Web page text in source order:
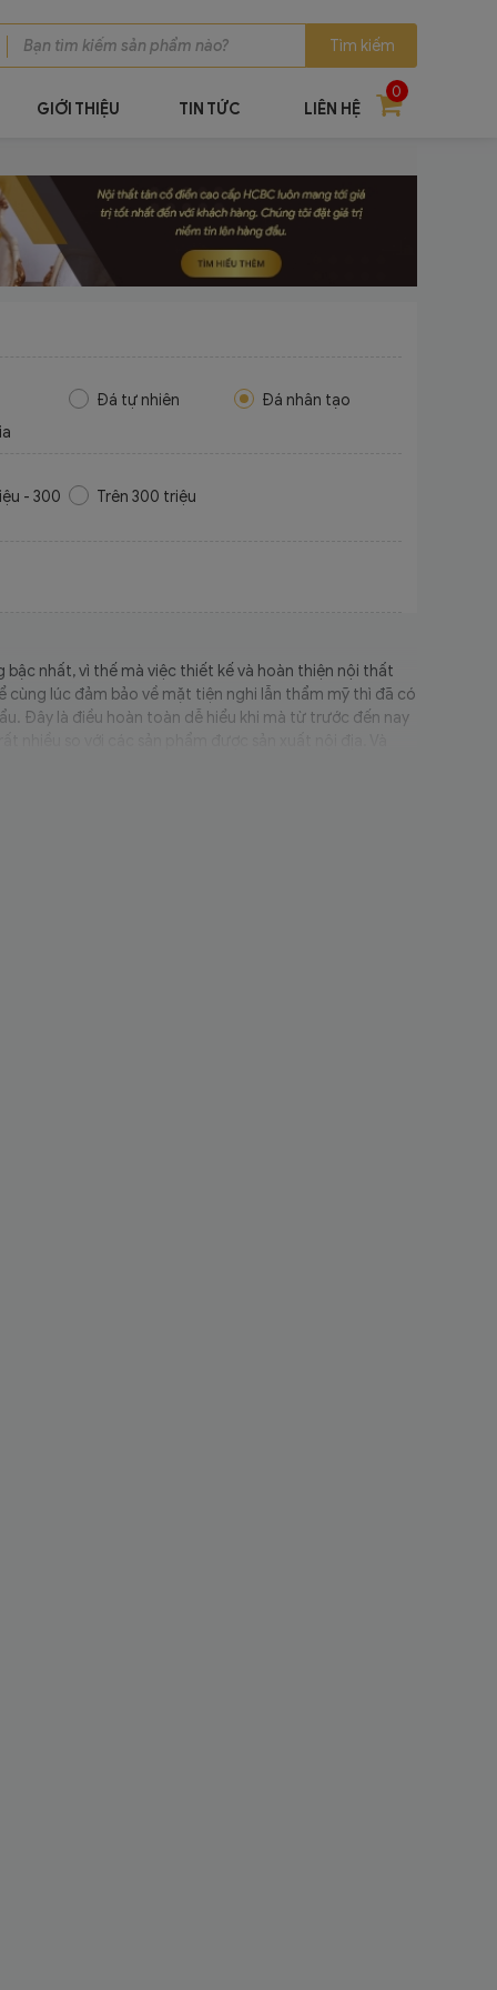
Tìm kiếm
GIỚI THIỆU TIN TỨC LIÊN HỆ
0
Đá tự nhiên
Đá nhân tạo
- 300 Trên 300 triệu
nhất, vì thế mà việc thiết kế và hoàn thiện nội thất
lúc đảm bảo về mặt tiện nghi lẫn thẩm mỹ thì đã có
Đây là điều hoàn toàn dễ hiểu khi mà từ trước đến nay